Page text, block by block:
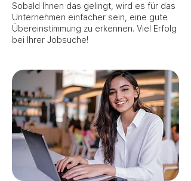
Sobald Ihnen das gelingt, wird es für das
Unternehmen einfacher sein, eine gute
Übereinstimmung zu erkennen. Viel Erfolg
bei Ihrer Jobsuche!